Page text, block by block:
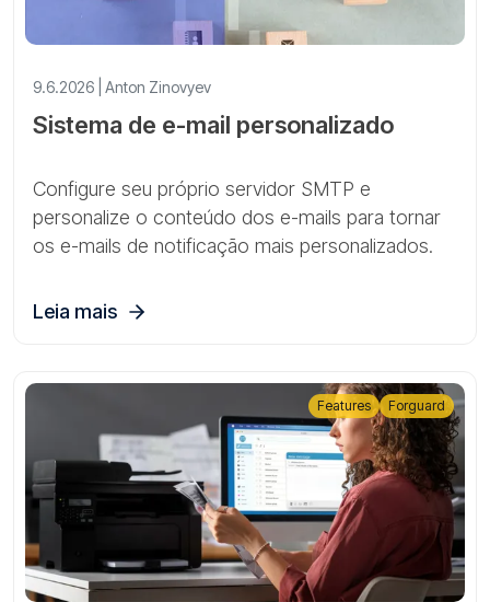
9.6.2026 | Anton Zinovyev
Sistema de e-mail personalizado
Configure seu próprio servidor SMTP e
personalize o conteúdo dos e-mails para tornar
os e-mails de notificação mais personalizados.
Leia mais
Features Forguard